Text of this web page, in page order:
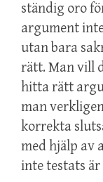
ständig oro
argument
utan bara
rätt. Man vill
hitta rätt
man
korrekta
med hjälp av
inte testats